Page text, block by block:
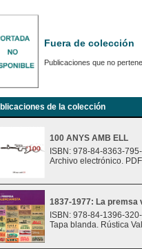
Fuera de colección
Publicaciones que no
de la colección
100 ANYS AMB ELL
ISBN: 978-84-8363-
Archivo electrónico.
1837-1977: La premsa
ISBN: 978-84-1396-
Tapa blanda. Rústica